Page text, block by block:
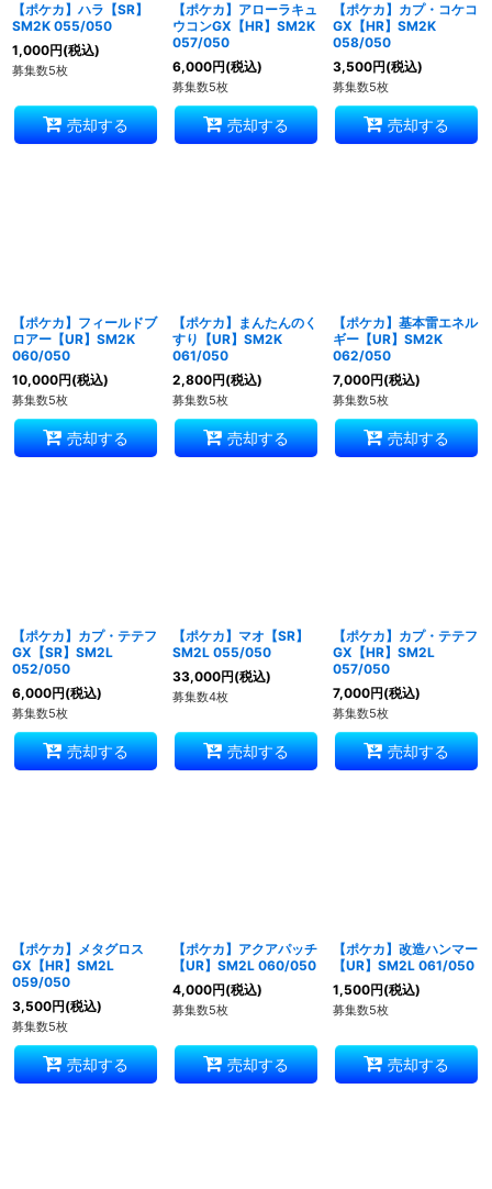
【ポケカ】ハラ【SR】
SM2K 055/050
1,000円(税込)
募集数5枚
売却する
【ポケカ】アローラキュ
ウコンGX【HR】SM2K
057/050
6,000円(税込)
募集数5枚
売却する
【ポケカ】カプ・コケコ
GX【HR】SM2K
058/050
3,500円(税込)
募集数5枚
売却する
【ポケカ】フィールドブ
ロアー【UR】SM2K
060/050
10,000円(税込)
募集数5枚
売却する
【ポケカ】まんたんのく
すり【UR】SM2K
061/050
2,800円(税込)
募集数5枚
売却する
【ポケカ】基本雷エネル
ギー【UR】SM2K
062/050
7,000円(税込)
募集数5枚
売却する
【ポケカ】カプ・テテフ
GX【SR】SM2L
052/050
6,000円(税込)
募集数5枚
売却する
【ポケカ】マオ【SR】
SM2L 055/050
33,000円(税込)
募集数4枚
売却する
【ポケカ】カプ・テテフ
GX【HR】SM2L
057/050
7,000円(税込)
募集数5枚
売却する
【ポケカ】メタグロス
GX【HR】SM2L
059/050
3,500円(税込)
募集数5枚
売却する
【ポケカ】アクアパッチ
【UR】SM2L 060/050
4,000円(税込)
募集数5枚
売却する
【ポケカ】改造ハンマー
【UR】SM2L 061/050
1,500円(税込)
募集数5枚
売却する